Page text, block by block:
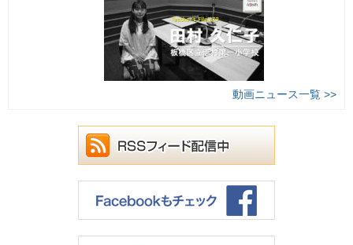
動画ニュース一覧 >>